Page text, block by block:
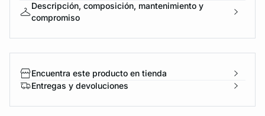
Descripción, composición, mantenimiento y
compromiso
Encuentra este producto en tienda
Entregas y devoluciones